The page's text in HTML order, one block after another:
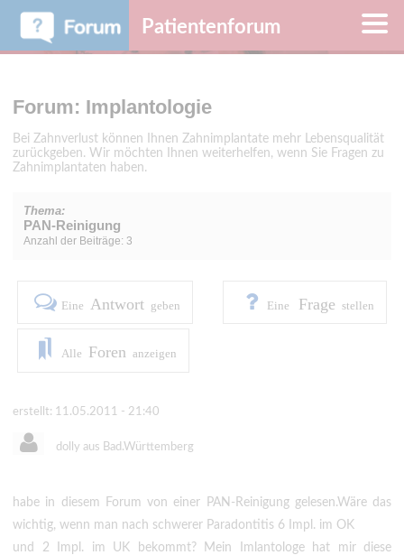
Patientenforum
Forum: Implantologie
Bei Zahnverlust können Ihnen Zahnimplantate mehr Lebensqualität
zurückgeben. Wir möchten Ihnen weiterhelfen, wenn Sie Fragen zu
Zahnimplantaten haben.
Thema:
PAN-Reinigung
Anzahl der Beiträge: 3
Eine Antwort geben Eine Frage stellen
Alle Foren anzeigen
erstellt: 11.05.2011 - 21:40
dolly aus Bad.Württemberg
habe in diesem Forum von einer PAN-Reinigung gelesen.Wäre das
wichtig, wenn man nach schwerer Paradontitis 6 Impl. im OK
und 2 Impl. im UK bekommt? Mein Imlantologe hat mir diese